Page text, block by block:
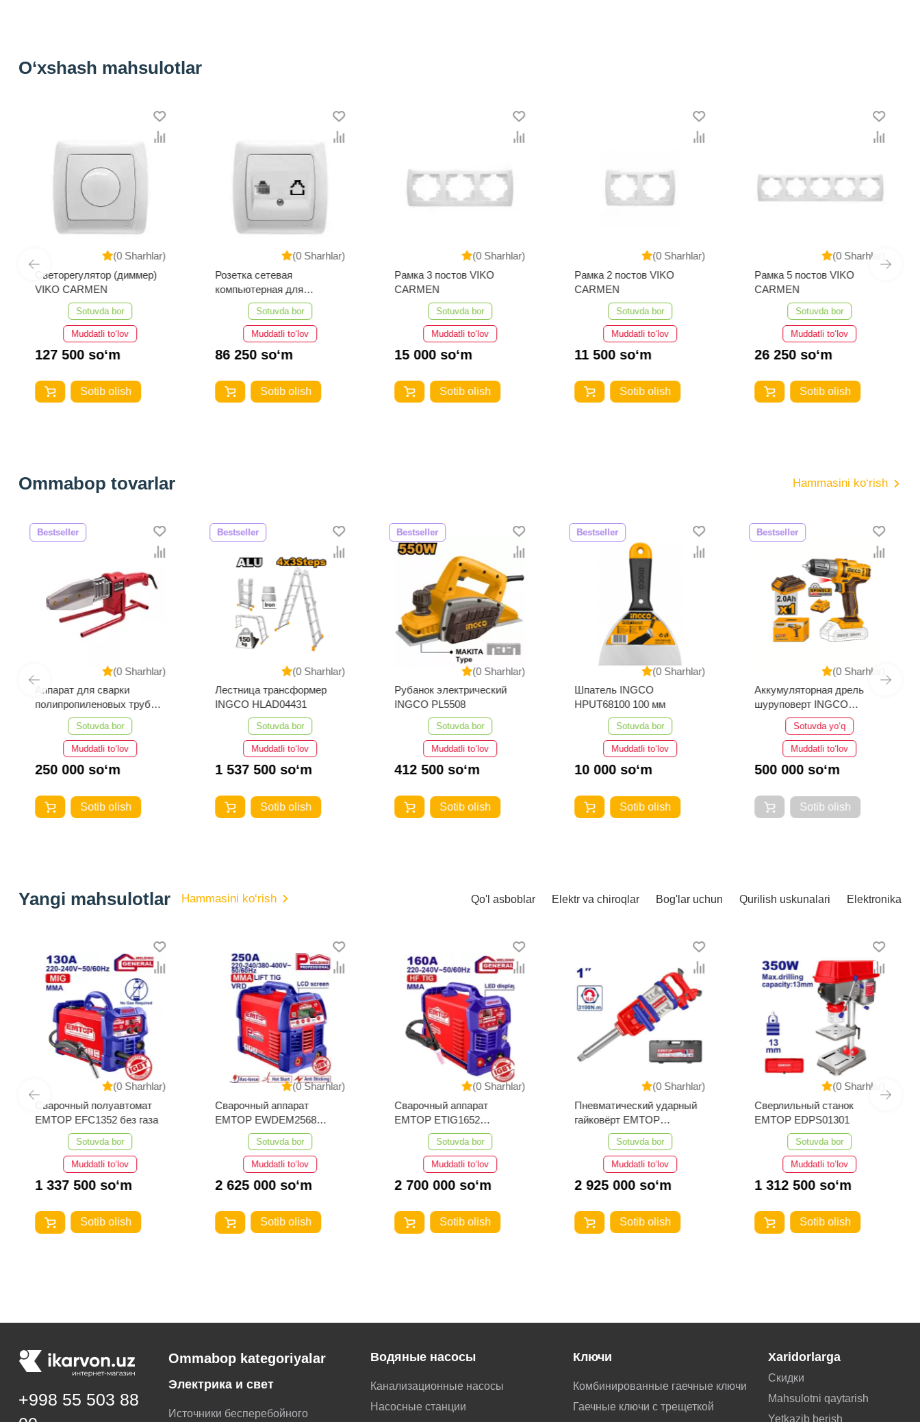
O‘xshash mahsulotlar
(0 Sharhlar)
Светорегулятор (диммер)
VIKO CARMEN
Sotuvda bor
Muddatli to‘lov
127 500 so‘m
Sotib olish
(0 Sharhlar)
Розетка сетевая
компьютерная для
интернет VIKO CARMEN
Sotuvda bor
Muddatli to‘lov
86 250 so‘m
Sotib olish
(0 Sharhlar)
Рамка 3 постов VIKO
CARMEN
Sotuvda bor
Muddatli to‘lov
15 000 so‘m
Sotib olish
(0 Sharhlar)
Рамка 2 постов VIKO
CARMEN
Sotuvda bor
Muddatli to‘lov
11 500 so‘m
Sotib olish
(0 Sharhlar)
Рамка 5 постов VIKO
CARMEN
Sotuvda bor
Muddatli to‘lov
26 250 so‘m
Sotib olish
Ommabop tovarlar Hammasini ko‘rish
(0 Sharhlar)
Bestseller
Аппарат для сварки
полипропиленовых труб
Number One EPC40/15-1
Sotuvda bor
Muddatli to‘lov
250 000 so‘m
Sotib olish
(0 Sharhlar)
Bestseller
Лестница трансформер
INGCO HLAD04431
Sotuvda bor
Muddatli to‘lov
1 537 500 so‘m
Sotib olish
(0 Sharhlar)
Bestseller
Рубанок электрический
INGCO PL5508
Sotuvda bor
Muddatli to‘lov
412 500 so‘m
Sotib olish
(0 Sharhlar)
Bestseller
Шпатель INGCO
HPUT68100 100 мм
Sotuvda bor
Muddatli to‘lov
10 000 so‘m
Sotib olish
(0 Sharhlar)
Bestseller
Аккумуляторная дрель
шуруповерт INGCO
CDLI200518
Sotuvda yo‘q
Muddatli to‘lov
500 000 so‘m
Sotib olish
Yangi mahsulotlar Hammasini ko‘rish Qo'l asboblar Elektr va chiroqlar Bog'lar uchun Qurilish uskunalari Elektronika
(0 Sharhlar)
Сварочный полуавтомат
EMTOP EFC1352 без газа
Sotuvda bor
Muddatli to‘lov
1 337 500 so‘m
Sotib olish
(0 Sharhlar)
Сварочный аппарат
EMTOP EWDEM2568
MMA/TIG Lift
Sotuvda bor
Muddatli to‘lov
2 625 000 so‘m
Sotib olish
(0 Sharhlar)
Сварочный аппарат
EMTOP ETIG1652
TIG/MMA
Sotuvda bor
Muddatli to‘lov
2 700 000 so‘m
Sotib olish
(0 Sharhlar)
Пневматический ударный
гайковёрт EMTOP
EATL013101
Sotuvda bor
Muddatli to‘lov
2 925 000 so‘m
Sotib olish
(0 Sharhlar)
Сверлильный станок
EMTOP EDPS01301
Sotuvda bor
Muddatli to‘lov
1 312 500 so‘m
Sotib olish
+998 55 503 88
Ommabop kategoriyalar
Электрика и свет
Источники бесперебойного
Водяные насосы
Канализационные насосы
Насосные станции
Ключи
Комбинированные гаечные ключи
Гаечные ключи с трещеткой
Xaridorlarga
Скидки
Mahsulotni qaytarish
Yetkazib berish